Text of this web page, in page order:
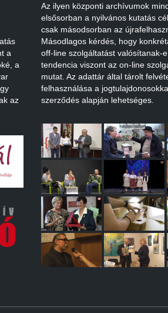
a
a
az
Az ilyen központi archívumok
elsősorban a nyilvános kutatás
csak másodsorban az
Másodlagos kérdés, hogy
off-line szolgáltatást valósítanak-
tendencia viszont az on-line
mutat. Az adattár által tárolt
felhasználása a
szerződés alapján lehetséges.